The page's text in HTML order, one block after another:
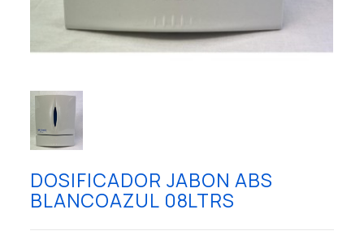
DOSIFICADOR JABON ABS
BLANCOAZUL 08LTRS